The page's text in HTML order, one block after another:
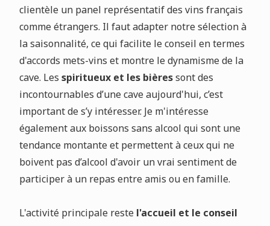
clientèle un panel représentatif des vins français
comme étrangers. Il faut adapter notre sélection à
la saisonnalité, ce qui facilite le conseil en termes
d'accords mets-vins et montre le dynamisme de la
cave. Les spiritueux et les bièressont des
incontournables d’une cave aujourd'hui, c’est
important de s’y intéresser. Je m'intéresse
également aux boissons sans alcool qui sont une
tendance montante et permettent à ceux qui ne
boivent pas d’alcool d'avoir un vrai sentiment de
participer à un repas entre amis ou en famille.
L'activité principale reste l'accueil et le conseil